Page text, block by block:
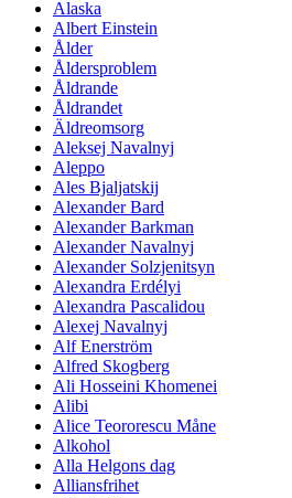
Alaska
Albert Einstein
Ålder
Åldersproblem
Åldrande
Åldrandet
Äldreomsorg
Aleksej Navalnyj
Aleppo
Ales Bjaljatskij
Alexander Bard
Alexander Barkman
Alexander Navalnyj
Alexander Solzjenitsyn
Alexandra Erdélyi
Alexandra Pascalidou
Alexej Navalnyj
Alf Enerström
Alfred Skogberg
Ali Hosseini Khomenei
Alibi
Alice Teororescu Måne
Alkohol
Alla Helgons dag
Alliansfrihet